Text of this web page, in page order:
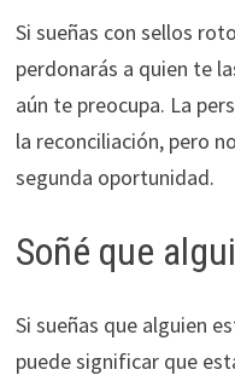
Si sueñas con sellos
perdonarás a quien te
aún te preocupa. La
la reconciliación, pero
segunda oportunidad.
Soñé que
Si sueñas que alguien
puede significar que